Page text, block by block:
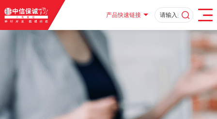
产品快速链接